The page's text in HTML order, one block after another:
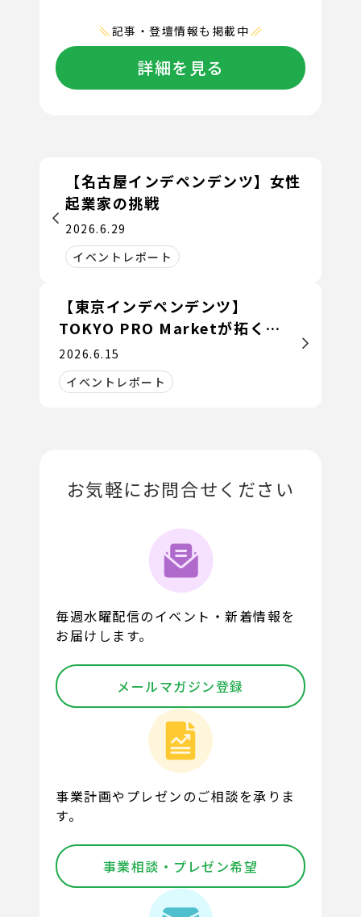
記事・登壇情報も掲載中
詳細を見る
【名古屋インデペンデンツ】女性
起業家の挑戦
2026.6.29
イベントレポート
【東京インデペンデンツ】
TOKYO PRO Marketが拓く、
新たな成長戦略とスタートアップ
支援
2026.6.15
イベントレポート
お気軽にお問合せください
毎週水曜配信のイベント・新着情報を
お届けします。
メールマガジン登録
事業計画やプレゼンのご相談を承りま
す。
事業相談・プレゼン希望